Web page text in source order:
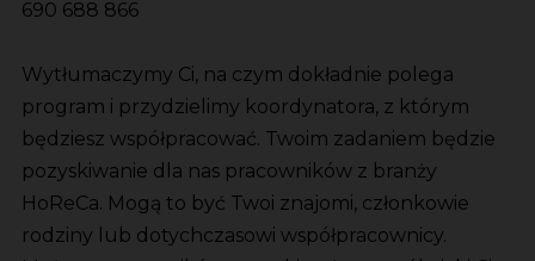
690 688 866
Wytłumaczymy Ci, na czym dokładnie polega
program i przydzielimy koordynatora, z którym
będziesz współpracować. Twoim zadaniem będzie
pozyskiwanie dla nas pracowników z branży
HoReCa. Mogą to być Twoi znajomi, członkowie
rodziny lub dotychczasowi współpracownicy.